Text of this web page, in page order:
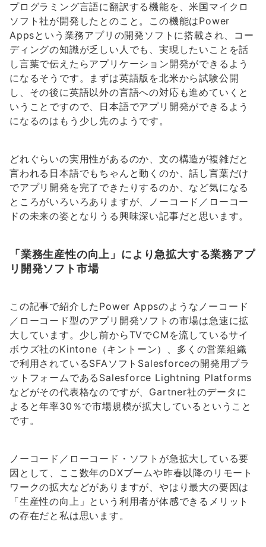
プログラミング言語に翻訳する機能を、米国マイクロ
ソフト社が開発したとのこと。この機能はPower
Appsという業務アプリの開発ソフトに搭載され、コー
ディングの知識が乏しい人でも、実現したいことを話
し言葉で伝えたらアプリケーション開発ができるよう
になるそうです。まずは英語版を北米から試験公開
し、その後に英語以外の言語への対応も進めていくと
いうことですので、日本語でアプリ開発ができるよう
になるのはもう少し先のようです。
どれぐらいの実用性があるのか、文の構造が複雑だと
言われる日本語でもちゃんと動くのか、話し言葉だけ
でアプリ開発を完了できたりするのか、など気になる
ところがいろいろありますが、ノーコード／ローコー
ドの未来の姿となりうる興味深い記事だと思います。
「業務生産性の向上」により急拡大する業務アプ
リ開発ソフト市場
この記事で紹介したPower Appsのようなノーコード
／ローコード型のアプリ開発ソフトの市場は急速に拡
大しています。少し前からTVでCMを流しているサイ
ボウズ社のKintone（キントーン）、多くの営業組織
で利用されているSFAソフトSalesforceの開発用プラ
ットフォームであるSalesforce Lightning Platforms
などがその代表格なのですが、Gartner社のデータに
よると年率30％で市場規模が拡大しているということ
です。
ノーコード／ローコード・ソフトが急拡大している要
因として、ここ数年のDXブームや昨春以降のリモート
ワークの拡大などがありますが、やはり最大の要因は
「生産性の向上」という利用者が体感できるメリット
の存在だと私は思います。